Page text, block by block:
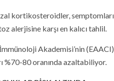
kortikosteroidler,
alerjisine karşı en kalıcı tahlil.
Akademisi’nin
%70-80 oranında azaltabiliyor.